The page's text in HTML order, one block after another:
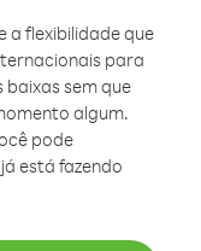
a flexibilidade que
para
sem que
algum.
pode
está fazendo